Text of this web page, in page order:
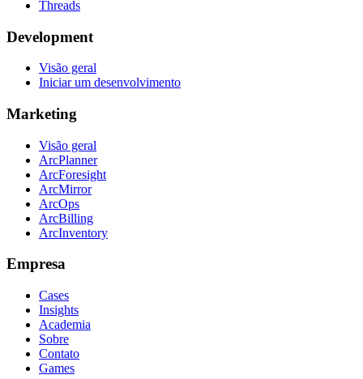
Threads
Development
Visão geral
Iniciar um desenvolvimento
Marketing
Visão geral
ArcPlanner
ArcForesight
ArcMirror
ArcOps
ArcBilling
ArcInventory
Empresa
Cases
Insights
Academia
Sobre
Contato
Games